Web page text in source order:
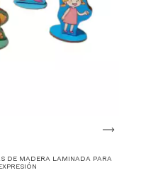
DE MADERA LAMINADA PARA